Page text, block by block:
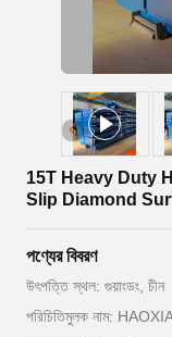
15T Heavy Duty
Slip Diamond
পণ্যের বিবরণ
উৎপত্তি স্থল: গুয়াংডং, চীন
পরিচিতিমুলক নাম: